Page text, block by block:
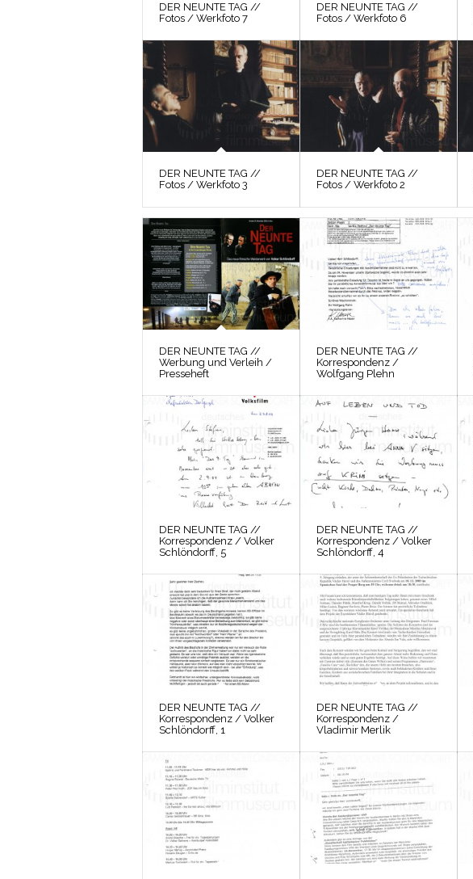
DER NEUNTE TAG //
Fotos / Werkfoto 7
DER NEUNTE TAG //
Fotos / Werkfoto 6
DER NEUNTE TAG //
Fotos / Werkfoto 3
DER NEUNTE TAG //
Fotos / Werkfoto 2
DER NEUNTE TAG //
Werbung und Verleih /
Presseheft
DER NEUNTE TAG //
Korrespondenz /
Wolfgang Plehn
DER NEUNTE TAG //
Korrespondenz / Volker
Schlöndorff, 5
DER NEUNTE TAG //
Korrespondenz / Volker
Schlöndorff, 4
DER NEUNTE TAG //
Korrespondenz / Volker
Schlöndorff, 1
DER NEUNTE TAG //
Korrespondenz /
Vladimir Merlik